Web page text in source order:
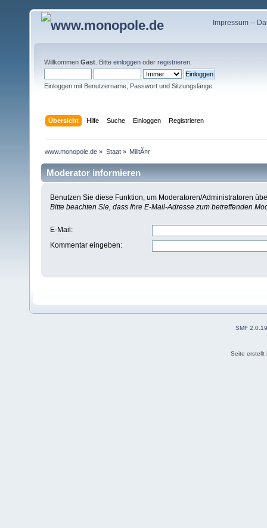
Impressum--
Willkommen Gast . Bitte einloggen oder registrieren
Einloggen mit Benutzername, Passwort und Sitzungslänge
Übersicht Hilfe Suche Einloggen Registrieren
www.monopole.de » Staat» MilitÃ¤r
Moderator informieren
Benutzen Sie diese Funktion, um Moderatoren/Administratoren
Bitte beachten Sie, dass Ihre E-Mail-Adresse zum betreffenden
E-Mail :
Kommentar eingeben:
SMF 2.0.19
Seite erstellt